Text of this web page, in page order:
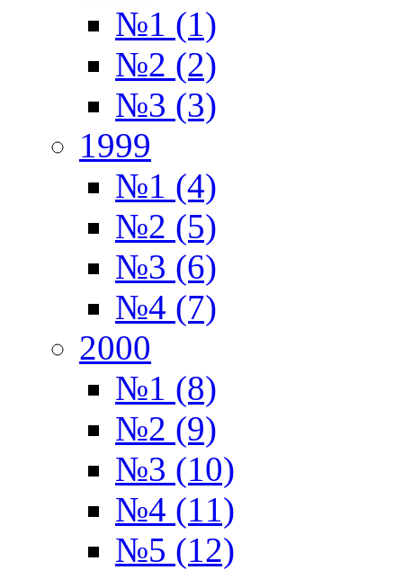
№1 (1)
№2 (2)
№3 (3)
1999
№1 (4)
№2 (5)
№3 (6)
№4 (7)
2000
№1 (8)
№2 (9)
№3 (10)
№4 (11)
№5 (12)